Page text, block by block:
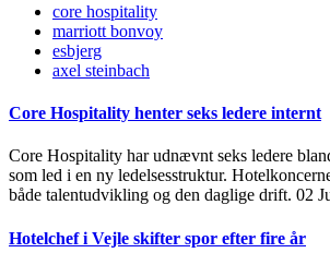
core hospitality
marriott bonvoy
esbjerg
axel steinbach
Core Hospitality henter seks ledere internt
Core Hospitality har udnævnt seks ledere
som led i en ny ledelsesstruktur.
både talentudvikling og den daglige drift. 02
Hotelchef i Vejle skifter spor efter fire år